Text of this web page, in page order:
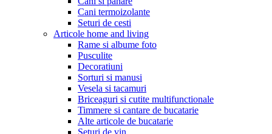
Cani termoizolante
Seturi de cesti
Articole home and living
Rame si albume foto
Pusculite
Decoratiuni
Sorturi si manusi
Vesela si tacamuri
Briceaguri si cutite multifunctionale
Timmere si cantare de bucatarie
Alte articole de bucatarie
Seturi de vin